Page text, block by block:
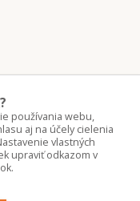
používania webu,
aj na účely cielenia
vlastných
upraviť odkazom v